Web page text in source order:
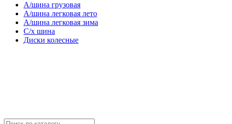
А/шина грузовая
А/шина легковая лето
А/шина легковая зима
С/х шина
Диски колесные